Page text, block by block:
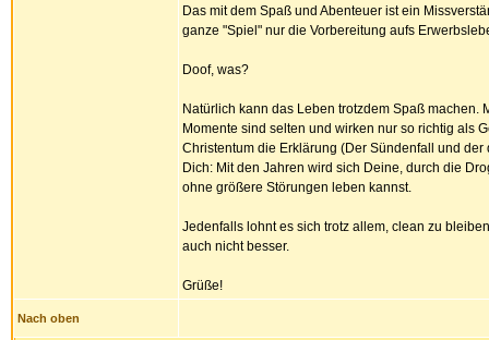
Das mit dem Spaß und Abenteuer ist ein
ganze "Spiel" nur die Vorbereitung aufs
Doof, was?
Natürlich kann das Leben trotzdem Spaß
Momente sind selten und wirken nur so richtig als
Christentum die Erklärung (Der Sündenfall und
Dich: Mit den Jahren wird sich Deine, durch die
ohne größere Störungen leben kannst.
Jedenfalls lohnt es sich trotz allem, clean zu
auch nicht besser.
Grüße!
Nach oben